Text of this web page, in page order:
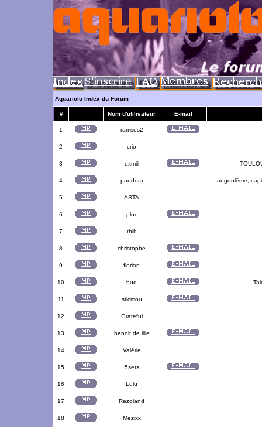
Aquariolo Index du Forum
# Nom d'utilisateur E-mail
1 ramses2
2 crio
3 exmili
4 pandora angoulême,
5 ASTA
6 ploc
7 thib
8 christophe
9 florian
10 bud
11 sticmou
12 Grateful
13 benoit de lille
14 Valérie
15 5sets
16 Lulu
17 Rezoland
18 Mezixx